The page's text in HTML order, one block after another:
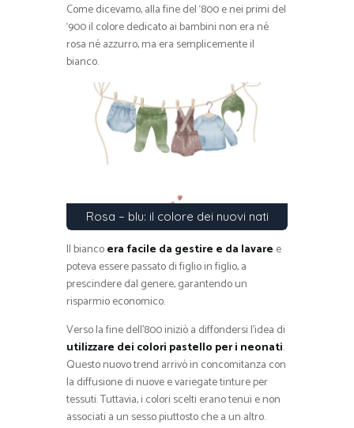
Come dicevamo, alla fine del ‘800 e nei primi del
‘900 il colore dedicato ai bambini non era né
rosa né azzurro, ma era semplicemente il
bianco.
Rosa – blu: il colore dei nuovi nati
Il biancoera facile da gestire e da lavare e
poteva essere passato di figlio in figlio, a
prescindere dal genere, garantendo un
risparmio economico.
Verso la fine dell’800 iniziò a diffondersi l’idea di
utilizzare dei colori pastello per i neonati.
Questo nuovo trend arrivò in concomitanza con
la diffusione di nuove e variegate tinture per
tessuti. Tuttavia, i colori scelti erano tenui e non
associati a un sesso piuttosto che a un altro.